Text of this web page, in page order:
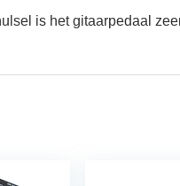
is het gitaarpedaal